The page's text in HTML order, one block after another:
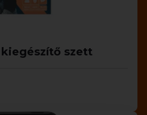
kiegészítő szett